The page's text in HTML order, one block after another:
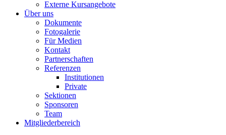
Externe Kursangebote
Über uns
Dokumente
Fotogalerie
Für Medien
Kontakt
Partnerschaften
Referenzen
Institutionen
Private
Sektionen
Sponsoren
Team
Mitgliederbereich